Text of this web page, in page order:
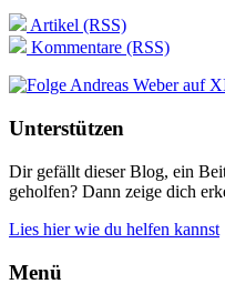
Artikel (RSS)
Kommentare (RSS)
Unterstützen
Dir gefällt dieser Blog, ein
geholfen? Dann zeige dich
Lies hier wie du helfen kannst
Menü